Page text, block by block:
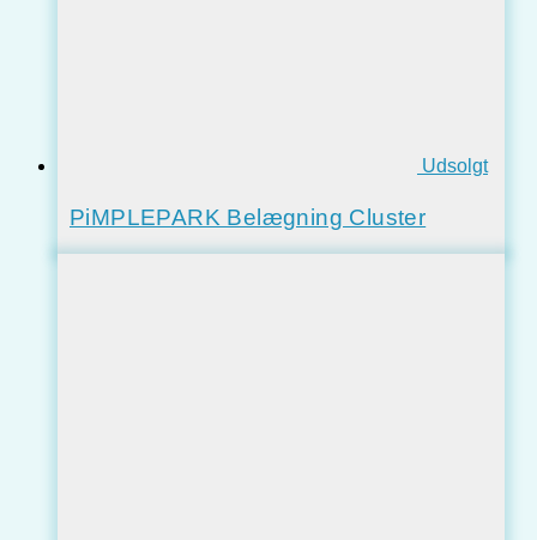
Udsolgt
PiMPLEPARK Belægning Cluster